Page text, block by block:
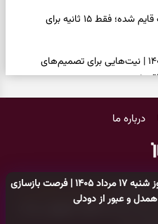
فال حافظ امروز شنبه ۱۷ مرداد ۱۴۰۵ | فرصت بازسازی
و عبور از دودلی
بازی فکری | تکه پیتزا میان سبزیجات قایم شده؛ فقط ۱۵ ثانیه برای
فال ابجد امروز پنجشنبه ۱۵ مرداد ۱۴۰۵ | نیت‌هایی برای تصمیم‌های
چشمتان را گرفتند؟ انتخابتان
درباره ما
متعلق بهپایگاه خبری سرگرمی روز
دیگر سایت‌ها اکیدا ممنوع